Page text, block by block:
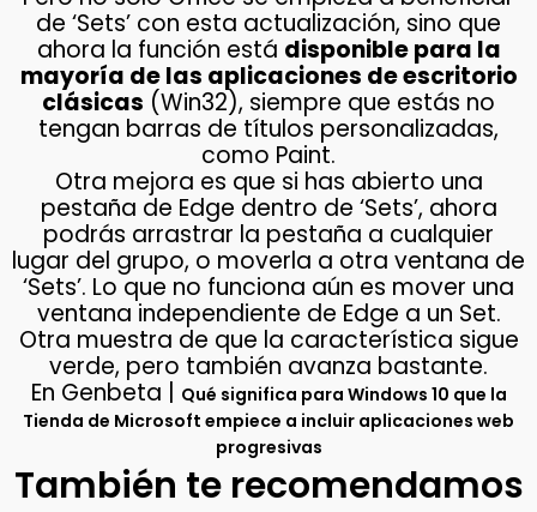
de ‘Sets’ con esta actualización, sino que
ahora la función está disponible para la
mayoría de las aplicaciones de escritorio
clásicas (Win32), siempre que estás no
tengan barras de títulos personalizadas,
como Paint.
Otra mejora es que si has abierto una
pestaña de Edge dentro de ‘Sets’, ahora
podrás arrastrar la pestaña a cualquier
lugar del grupo, o moverla a otra ventana de
‘Sets’. Lo que no funciona aún es mover una
ventana independiente de Edge a un Set.
Otra muestra de que la característica sigue
verde, pero también avanza bastante.
En Genbeta |
Qué significa para Windows 10 que la
Tienda de Microsoft empiece a incluir aplicaciones web
progresivas
También te recomendamos